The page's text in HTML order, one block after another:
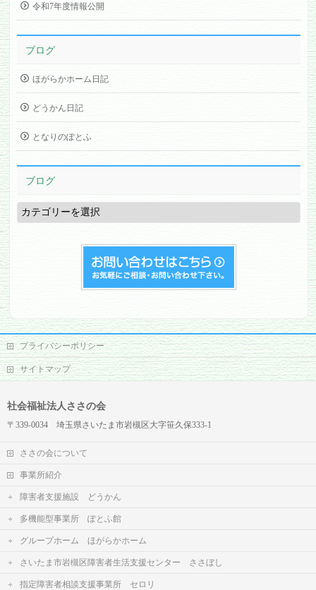
令和7年度情報公開
ブログ
ほがらかホーム日記
どうかん日記
となりのぽとふ
ブログ
ブ
ロ
グ
プライバシーポリシー
サイトマップ
社会福祉法人ささの会
〒339-0034 埼玉県さいたま市岩槻区大字笹久保333-1
ささの会について
事業所紹介
障害者支援施設 どうかん
多機能型事業所 ぽとふ館
グループホーム ほがらかホーム
さいたま市岩槻区障害者生活支援センター ささぼし
指定障害者相談支援事業所 セロリ